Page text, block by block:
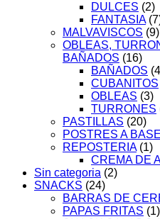
DULCES (2)
FANTASIA
MALVAVISCOS (9)
OBLEAS,
BAÑADOS (16)
BAÑADOS
CUBANITOS
OBLEAS (3)
TURRONES
PASTILLAS (20)
POSTRES A
REPOSTERIA (1)
CREMA DE
Sin categoria (2)
SNACKS (24)
BARRAS DE
PAPAS FRITAS (1)